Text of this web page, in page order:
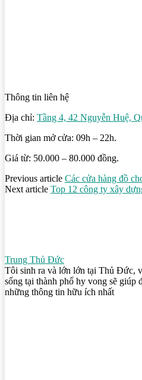
Thông tin liên hệ
Địa chỉ: Tầng 4, 42 Nguyễn Huệ,
Thời gian mở cửa: 09h – 22h.
Giá từ: 50.000 – 80.000 đồng.
Previous article Các cửa hàng đồ
Next article Top 12 công ty xây
Trung Thủ Đức
Tôi sinh ra và lớn lớn tại Thủ Đức,
sống tại thành phố hy vong sẽ giúp
những thông tin hữu ích nhất